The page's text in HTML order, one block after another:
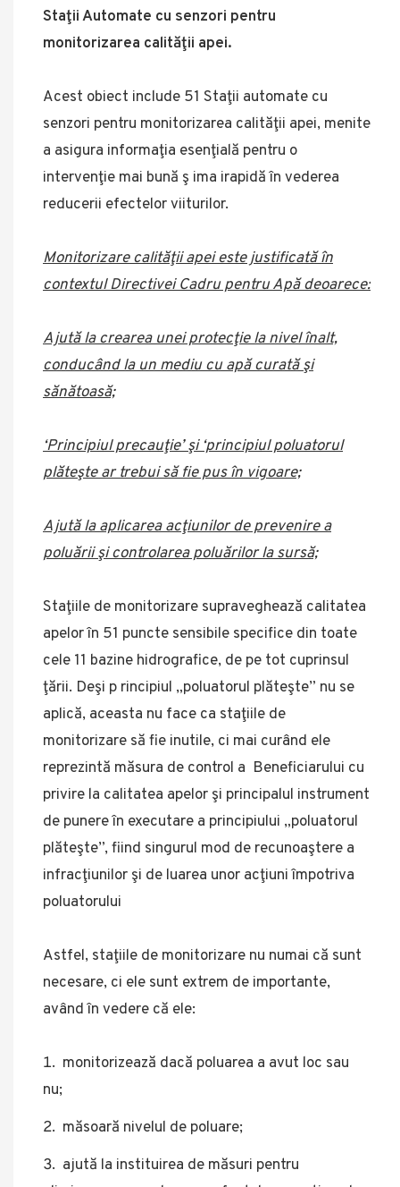
Staţii Automate cu senzori pentru
monitorizarea calităţii apei.
Acest obiect include 51 Staţii automate cu
senzori pentru monitorizarea calităţii apei, menite
a asigura informaţia esenţială pentru o
intervenţie mai bună ş ima irapidă în vederea
reducerii efectelor viiturilor.
Monitorizare calităţii apei este justificată în
contextul Directivei Cadru pentru Apă deoarece:
Ajută la crearea unei protecţie la nivel înalt,
conducând la un mediu cu apă curată şi
sănătoasă;
‘Principiul precauţie’ şi ‘principiul poluatorul
plăteşte ar trebui să fie pus în vigoare;
Ajută la aplicarea acţiunilor de prevenire a
poluării şi controlarea poluărilor la sursă;
Staţiile de monitorizare supraveghează calitatea
apelor în 51 puncte sensibile specifice din toate
cele 11 bazine hidrografice, de pe tot cuprinsul
ţării. Deşi p rincipiul „poluatorul plăteşte” nu se
aplică, aceasta nu face ca staţiile de
monitorizare să fie inutile, ci mai curând ele
reprezintă măsura de control a Beneficiarului cu
privire la calitatea apelor şi principalul instrument
de punere în executare a principiului „poluatorul
plăteşte”, fiind singurul mod de recunoaştere a
infracţiunilor şi de luarea unor acţiuni împotriva
poluatorului
Astfel, staţiile de monitorizare nu numai că sunt
necesare, ci ele sunt extrem de importante,
având în vedere că ele:
monitorizează dacă poluarea a avut loc sau
nu;
măsoară nivelul de poluare;
ajută la instituirea de măsuri pentru